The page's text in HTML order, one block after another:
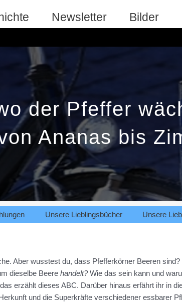
Newsletter Bilder
der Pfeffer
Ananas bis
Unsere Lieblingsbücher Unsere
Aber wusstest du, dass Pfefferkörner Beeren
dieselbe Beerehandelt?Wie das sein kann und
erzählt dieses ABC. Darüber hinaus erfährt ihr in
und die Superkräfte verschiedener essbarer